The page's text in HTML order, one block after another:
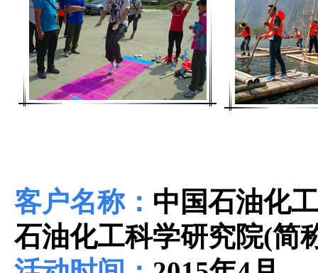
客户名称： 中国石油化
石油化工科学研究院(简